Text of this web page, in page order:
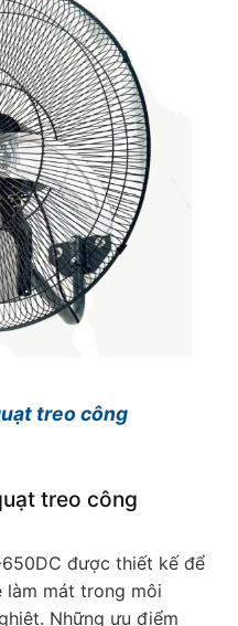
treo công
treo công
được thiết kế để
mát trong môi
Những ưu điểm